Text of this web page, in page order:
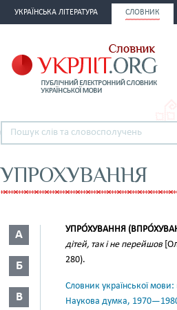
УКРАЇНСЬКА ЛІТЕРАТУРА СЛОВНИК
УПРОХУВАННЯ
А
Б
В
УПРО́ХУВАННЯ
дітей, так і не перейшов
280).
Словник української
Наукова думка,